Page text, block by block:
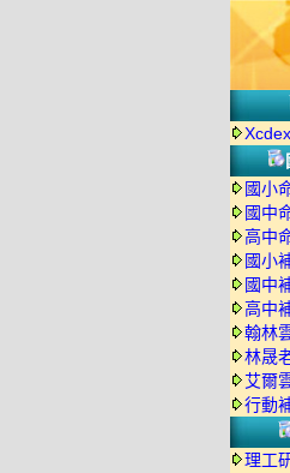
國小
國中
高中
國小
國中
高中
翰林
林晟
艾爾
行動
理工